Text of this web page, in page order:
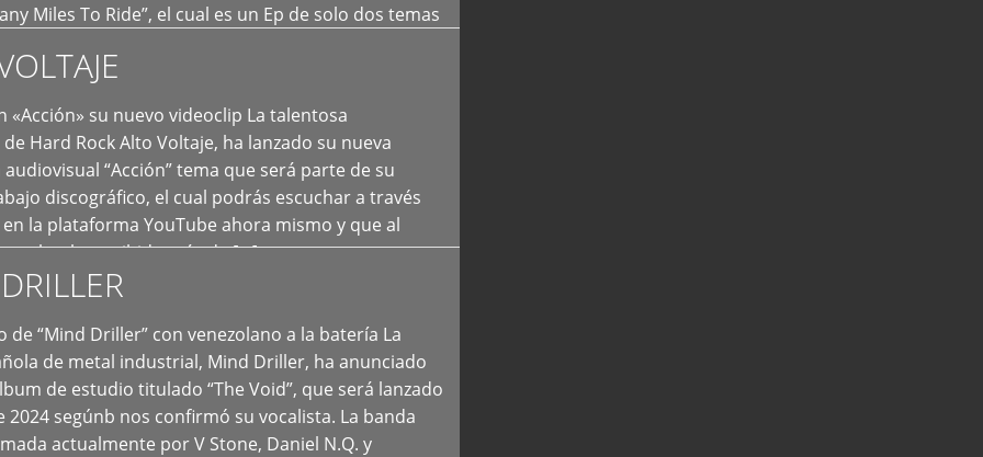
Miles To Ride”, el cual es un Ep de solo dos temas
[…]
«Acción» su nuevo videoclip La talentosa
Hard Rock Alto Voltaje, ha lanzado su nueva
“Acción” tema que será parte de su
discográfico, el cual podrás escuchar a través
la plataforma YouTube ahora mismo y que al
ya ha recibido más de […]
de “Mind Driller” con venezolano a la batería La
de metal industrial, Mind Driller, ha anunciado
de estudio titulado “The Void”, que será lanzado
2024 segúnb nos confirmó su vocalista. La banda
actualmente por V Stone, Daniel N.Q. y